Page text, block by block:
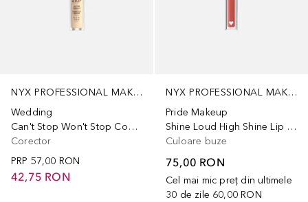
NYX PROFESSIONAL MAKEUP
Wedding
Can't Stop Won't Stop Concealer
Corector
PRP 57,00 RON
42,75 RON
NYX PROFESSIONAL MAKEUP
Pride Makeup
Shine Loud High Shine Lip Color
Culoare buze
75,00 RON
Cel mai mic preț din ultimele
30 de zile 60,00 RON